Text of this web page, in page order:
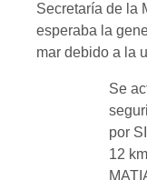
Secretaría de la
esperaba la
mar debido a la
Se
por
12